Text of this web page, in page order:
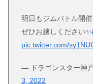
明日もジムバトル開催
ぜひお越しください✨
pic.twitter.com/
— ドラゴンスター神
3, 2022